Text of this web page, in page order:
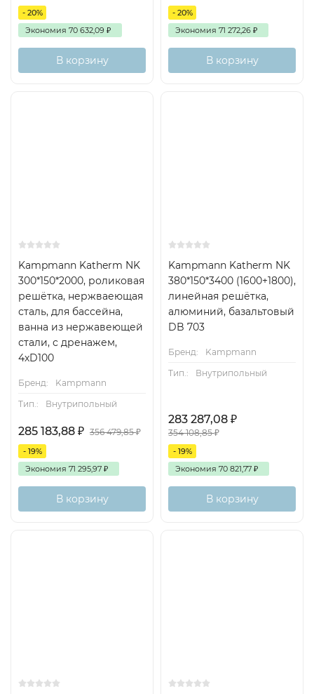
- 20%
Экономия 70 632,09 ₽
В корзину
- 20%
Экономия 71 272,26 ₽
В корзину
Kampmann Katherm NK
300*150*2000, роликовая
решётка, нержваеющая
сталь, для бассейна,
ванна из нержавеющей
стали, с дренажем,
4хD100
Бренд:
Kampmann
Тип.:
Внутрипольный
285 183,88 ₽ 356 479,85₽
- 19%
Экономия 71 295,97 ₽
В корзину
Kampmann Katherm NK
380*150*3400 (1600+1800),
линейная решётка,
алюминий, базальтовый
DB 703
Бренд:
Kampmann
Тип.:
Внутрипольный
283 287,08 ₽
354 108,85₽
- 19%
Экономия 70 821,77 ₽
В корзину